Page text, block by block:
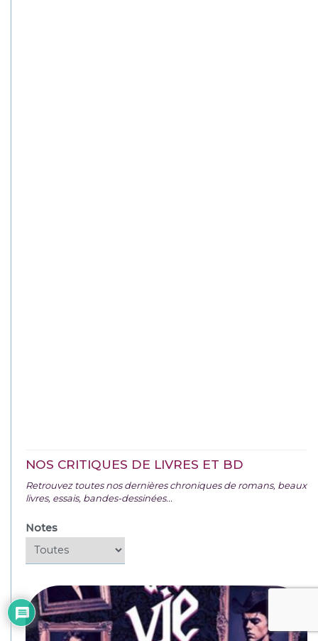
NOS CRITIQUES DE LIVRES ET BD
Retrouvez toutes nos dernières chroniques de romans, beaux
livres, essais, bandes-dessinées...
Notes